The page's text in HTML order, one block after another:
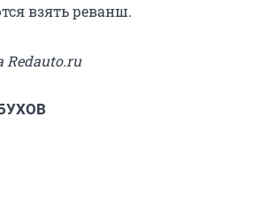
взять реванш.
Redauto.ru